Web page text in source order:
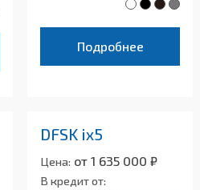
Подробнее
DFSK ix5
Цена: от 1 635 000 ₽
В кредит от: